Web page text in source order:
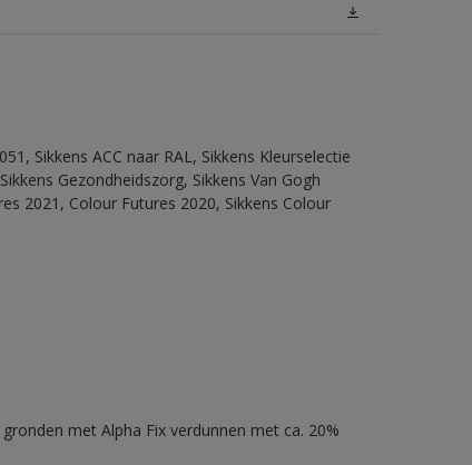
Sikkens ACC naar RAL, Sikkens Kleurselectie
Gezondheidszorg, Sikkens Van Gogh
2021, Colour Futures 2020, Sikkens Colour
met Alpha Fix verdunnen met ca. 20%